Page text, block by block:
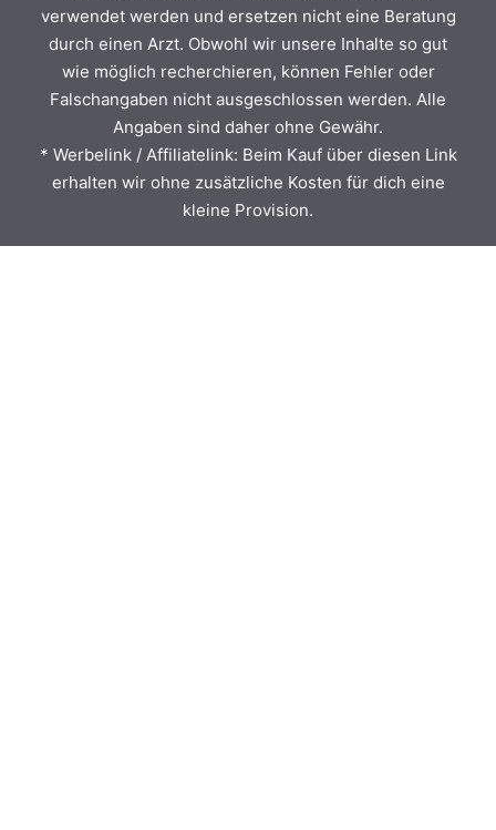
verwendet werden und ersetzen nicht eine Beratung
durch einen Arzt. Obwohl wir unsere Inhalte so gut
wie möglich recherchieren, können Fehler oder
Falschangaben nicht ausgeschlossen werden. Alle
Angaben sind daher ohne Gewähr.
* Werbelink / Affiliatelink: Beim Kauf über diesen Link
erhalten wir ohne zusätzliche Kosten für dich eine
kleine Provision.